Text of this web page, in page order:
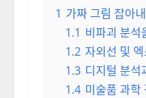
1 가짜 그림 잡아
1.1 비파괴 분석
1.2 자외선 및
1.3 디지털 분석
1.4 미술품 과학